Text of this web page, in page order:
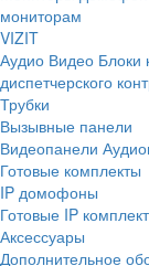
мониторам
VIZIT
Аудио Видео Блоки
диспетчерского
Трубки
Вызывные панели
Видеопанели
Готовые комплекты
IP домофоны
Готовые IP
Аксессуары
Дополнительное